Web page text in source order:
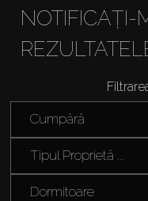
Cumpărați
Închiriați
NOTIFICAȚI-
Cumpără
Tipul Proprietă ...
Dormitoare